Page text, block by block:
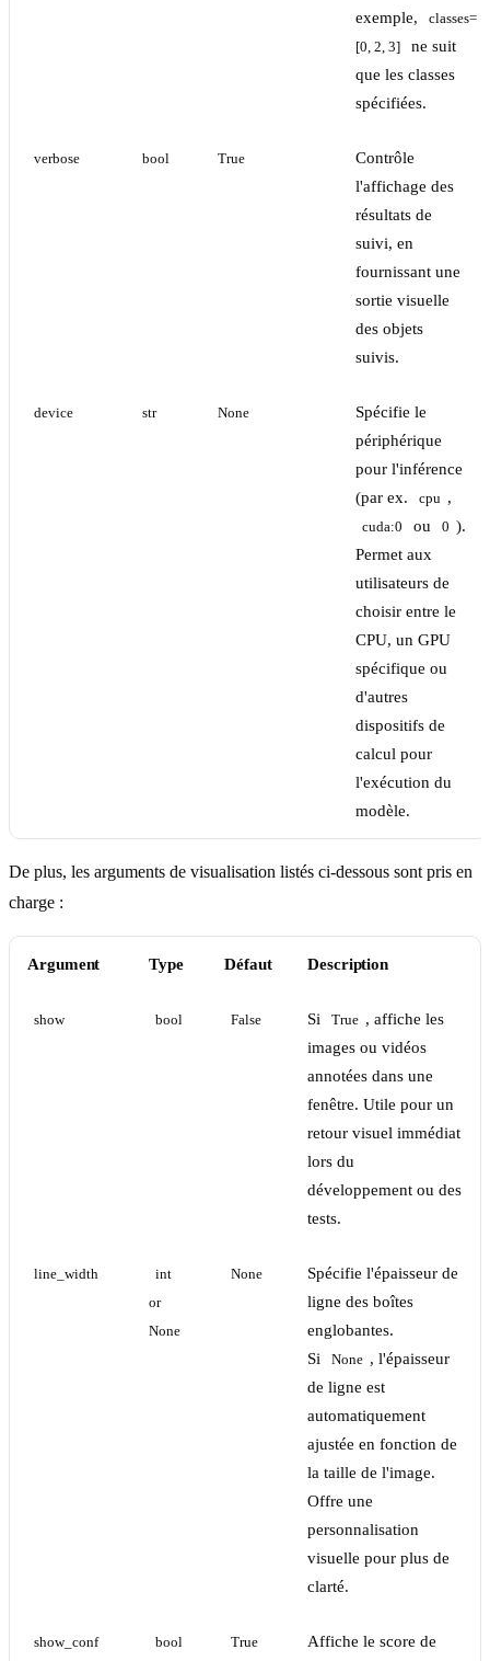
exemple,
classes=
[0, 2, 3]
ne suit
que les classes
spécifiées.
verbose bool True
Contrôle
l'affichage des
résultats de
suivi, en
fournissant une
sortie visuelle
des objets
suivis.
device str None
Spécifie le
périphérique
pour l'inférence
(par ex.
cpu ,
cuda:0 ou 0 ).
Permet aux
utilisateurs de
choisir entre le
CPU, un GPU
spécifique ou
d'autres
dispositifs de
calcul pour
l'exécution du
modèle.
De plus, les arguments de visualisation listés ci-dessous sont pris en
charge :
Argument Type Défaut Description
show bool False Si True , affiche les
images ou vidéos
annotées dans une
fenêtre. Utile pour un
retour visuel immédiat
lors du
développement ou des
tests.
line_width
int
or
None
None
Spécifie l'épaisseur de
ligne des boîtes
englobantes.
Si
None , l'épaisseur
de ligne est
automatiquement
ajustée en fonction de
la taille de l'image.
Offre une
personnalisation
visuelle pour plus de
clarté.
show_conf bool True Affiche le score de